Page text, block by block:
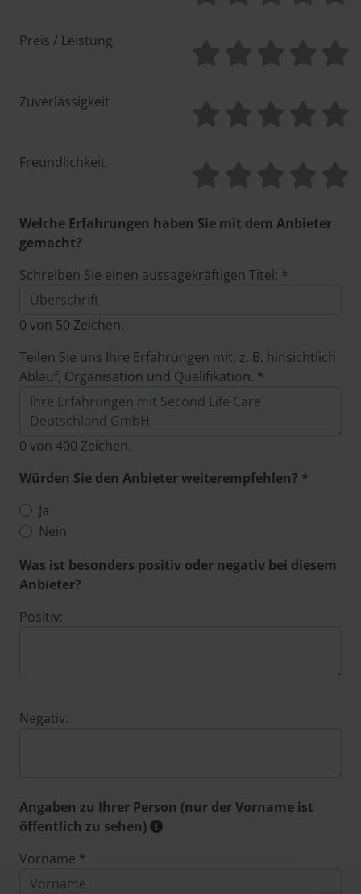
Preis / Leistung
Zuverlässigkeit
Freundlichkeit
Welche Erfahrungen haben Sie mit dem Anbieter
gemacht?
Schreiben Sie einen aussagekräftigen Titel: *
0 von 50 Zeichen.
Teilen Sie uns Ihre Erfahrungen mit, z. B. hinsichtlich
Ablauf, Organisation und Qualifikation. *
0 von 400 Zeichen.
Würden Sie den Anbieter weiterempfehlen? *
Ja
Nein
Was ist besonders positiv oder negativ bei diesem
Anbieter?
Positiv:
Negativ:
Angaben zu Ihrer Person (nur der Vorname ist
öffentlich zu sehen)
Vorname *